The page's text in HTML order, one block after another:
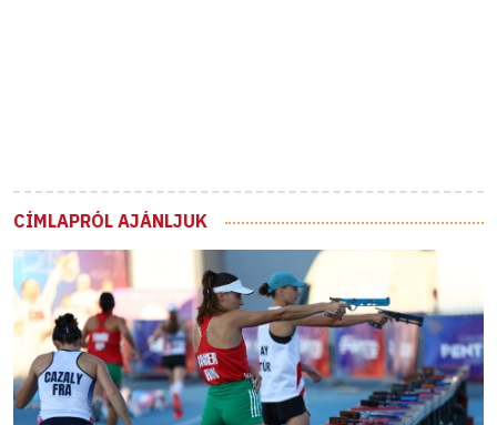
CÍMLAPRÓL AJÁNLJUK